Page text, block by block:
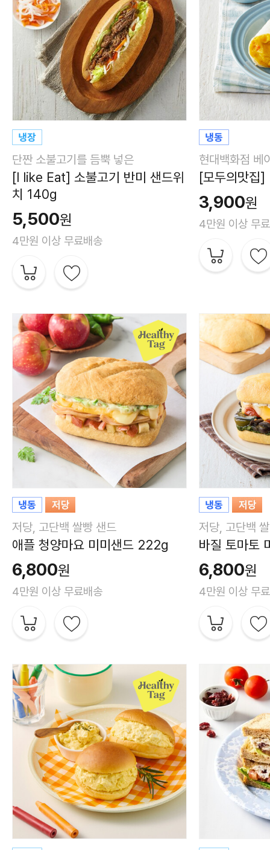
단짠 소불고기를 듬뿍 넣은
[I like Eat] 소불고기 반미 샌드위
치 140g
5,500원
4만원 이상 무료배송
현대백화점 베
[모두의맛집]
3,900원
4만원 이상 무
저당, 고단백 쌀빵 샌드
애플 청양마요 미미샌드 222g
6,800원
4만원 이상 무료배송
저당, 고단백
바질 토마토
6,800원
4만원 이상 무